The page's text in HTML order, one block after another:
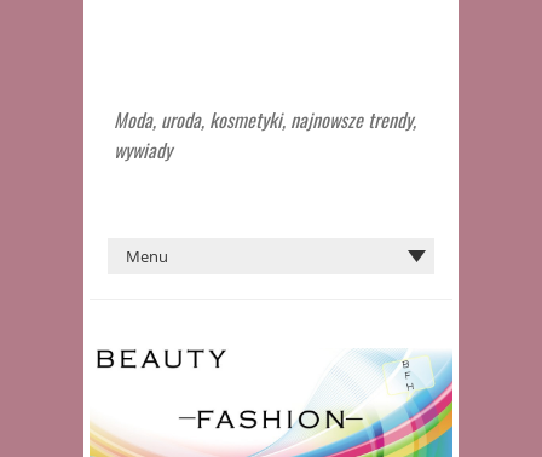
Moda, uroda, kosmetyki, najnowsze trendy,
wywiady